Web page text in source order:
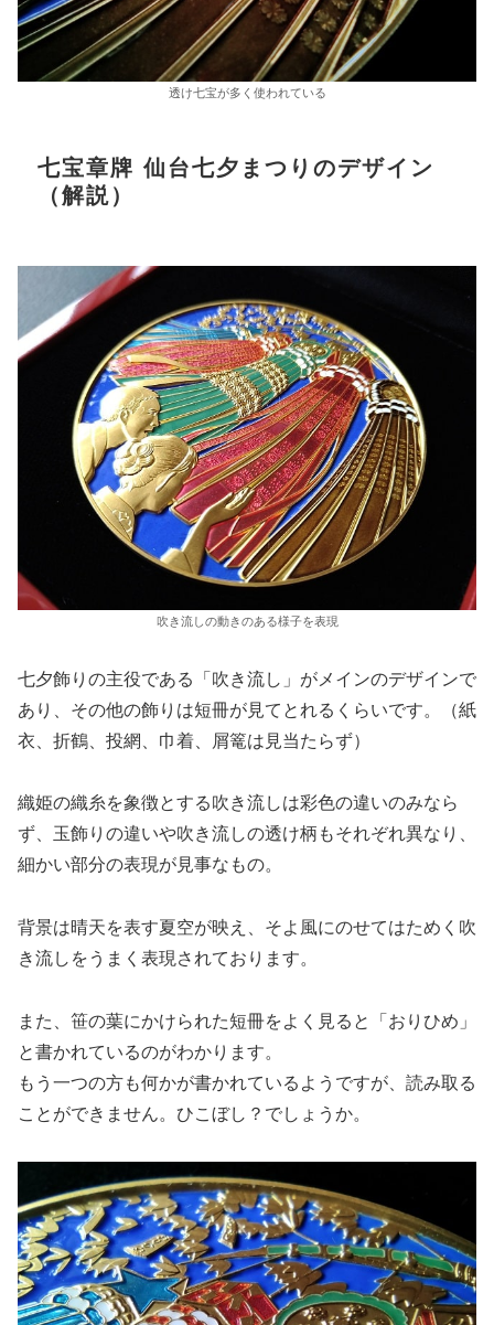
透け七宝が多く使われている
七宝章牌 仙台七夕まつりのデザイン
（解説）
吹き流しの動きのある様子を表現
七夕飾りの主役である「吹き流し」がメインのデザインで
あり、その他の飾りは短冊が見てとれるくらいです。（紙
衣、折鶴、投網、巾着、屑篭は見当たらず）
織姫の織糸を象徴とする吹き流しは彩色の違いのみなら
ず、玉飾りの違いや吹き流しの透け柄もそれぞれ異なり、
細かい部分の表現が見事なもの。
背景は晴天を表す夏空が映え、そよ風にのせてはためく吹
き流しをうまく表現されております。
また、笹の葉にかけられた短冊をよく見ると「おりひめ」
と書かれているのがわかります。
もう一つの方も何かが書かれているようですが、読み取る
ことができません。ひこぼし？でしょうか。